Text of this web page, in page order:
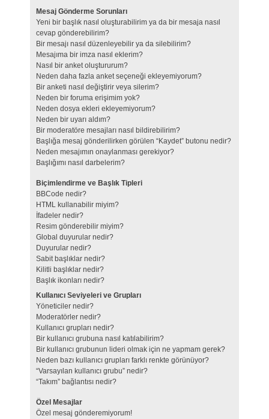
Mesaj Gönderme Sorunları
Yeni bir başlık nasıl oluşturabilirim ya da bir mesaja nasıl
cevap gönderebilirim?
Bir mesajı nasıl düzenleyebilir ya da silebilirim?
Mesajıma bir imza nasıl eklerim?
Nasıl bir anket oluştururum?
Neden daha fazla anket seçeneği ekleyemiyorum?
Bir anketi nasıl değiştirir veya silerim?
Neden bir foruma erişimim yok?
Neden dosya ekleri ekleyemiyorum?
Neden bir uyarı aldım?
Bir moderatöre mesajları nasıl bildirebilirim?
Başlığa mesaj gönderilirken görülen “Kaydet” butonu nedir?
Neden mesajımın onaylanması gerekiyor?
Başlığımı nasıl darbelerim?
Biçimlendirme ve Başlık Tipleri
BBCode nedir?
HTML kullanabilir miyim?
İfadeler nedir?
Resim gönderebilir miyim?
Global duyurular nedir?
Duyurular nedir?
Sabit başlıklar nedir?
Kilitli başlıklar nedir?
Başlık ikonları nedir?
Kullanıcı Seviyeleri ve Grupları
Yöneticiler nedir?
Moderatörler nedir?
Kullanıcı grupları nedir?
Bir kullanıcı grubuna nasıl katılabilirim?
Bir kullanıcı grubunun lideri olmak için ne yapmam gerek?
Neden bazı kullanıcı grupları farklı renkte görünüyor?
“Varsayılan kullanıcı grubu” nedir?
“Takım” bağlantısı nedir?
Özel Mesajlar
Özel mesaj gönderemiyorum!